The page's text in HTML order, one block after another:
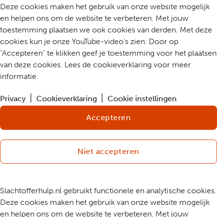
Deze cookies maken het gebruik van onze website mogelijk
en helpen ons om de website te verbeteren. Met jouw
toestemming plaatsen we ook cookies van derden. Met deze
cookies kun je onze YouTube-video's zien. Door op
"Accepteren" te klikken geef je toestemming voor het plaatsen
van deze cookies. Lees de cookieverklaring voor meer
informatie.
Privacy Cookieverklaring Cookie instellingen
Accepteren
Niet accepteren
Slachtofferhulp.nl gebruikt functionele en analytische cookies.
Deze cookies maken het gebruik van onze website mogelijk
en helpen ons om de website te verbeteren. Met jouw